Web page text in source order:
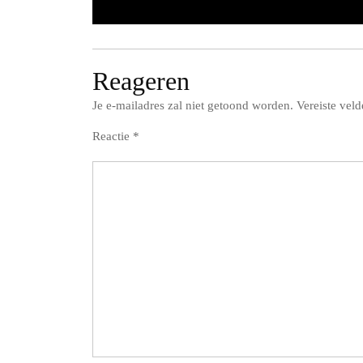
Reageren
Je e-mailadres zal niet getoond worden. Vereiste
Reactie *